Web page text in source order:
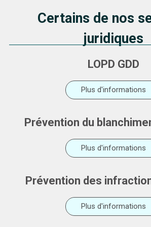
Certains de nos
juridiques
LOPD GDD
Plus d'informations
Prévention du
Plus d'informations
Prévention des
Plus d'informations